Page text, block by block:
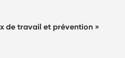
de travail et prévention »